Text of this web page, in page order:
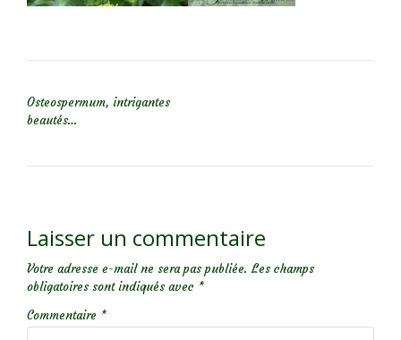
Osteospermum, intrigantes
beautés…
Laisser un commentaire
Votre adresse e-mail ne sera pas publiée. Les champs
obligatoires sont indiqués avec *
Commentaire *